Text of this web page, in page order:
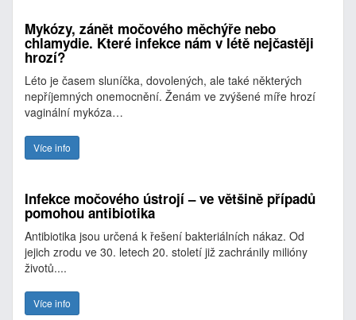
Mykózy, zánět močového měchýře nebo
chlamydie. Které infekce nám v létě nejčastěji
hrozí?
Léto je časem sluníčka, dovolených, ale také některých
nepříjemných onemocnění. Ženám ve zvýšené míře hrozí
vaginální mykóza…
Více info
Infekce močového ústrojí – ve většině případů
pomohou antibiotika
Antibiotika jsou určená k řešení bakteriálních nákaz. Od
jejich zrodu ve 30. letech 20. století již zachránily milióny
životů....
Více info